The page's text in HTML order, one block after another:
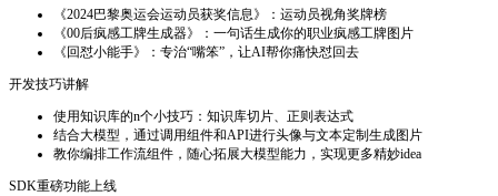
《2024巴黎奥运会运动员获奖信息》：运动员视角奖牌榜
《00后疯感工牌生成器》：一句话生成你的职业疯感工牌图片
《回怼小能手》：专治“嘴笨”，让AI帮你痛快怼回去
开发技巧讲解
使用知识库的n个小技巧：知识库切片、正则表达式
结合大模型，通过调用组件和API进行头像与文本定制生成图片
教你编排工作流组件，随心拓展大模型能力，实现更多精妙idea
SDK重磅功能上线